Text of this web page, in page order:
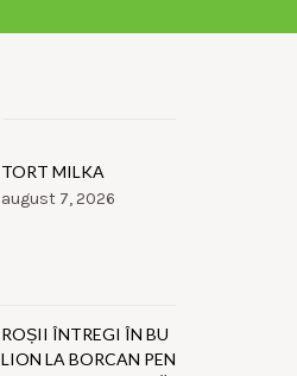
TORT MILKA
august 7, 2026
ROȘII ÎNTREGI ÎN BU
LION LA BORCAN PEN